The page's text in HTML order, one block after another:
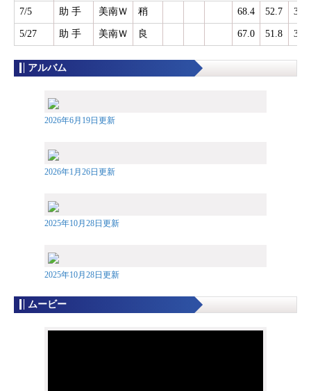
7/5 助 手 美南Ｗ 稍 68.4 52.7 38.2
5/27 助 手 美南Ｗ 良 67.0 51.8 37.4
アルバム
2026年6月19日更新
2026年1月26日更新
2025年10月28日更新
2025年10月28日更新
ムービー